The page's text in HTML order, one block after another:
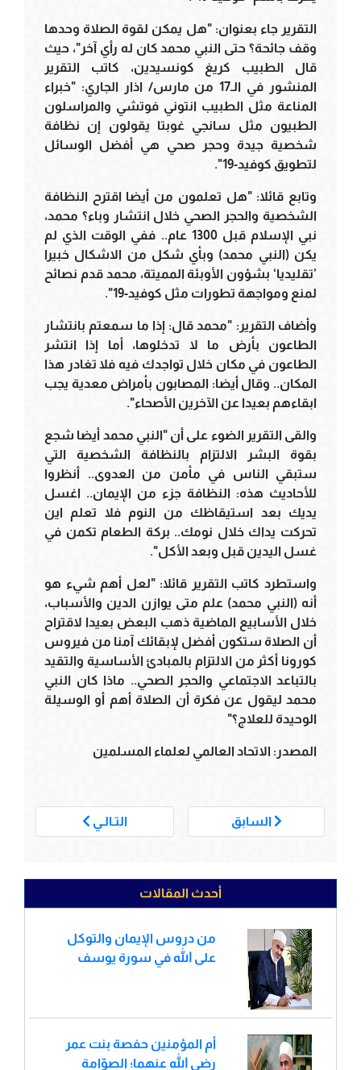
التقرير جاء بعنوان: "هل يمكن لقوة الصلاة وحدها
وقف جائحة؟ حتى النبي محمد كان له رأي آخر"، حيث
قال الطبيب كريغ كونسيدين، كاتب التقرير
المنشور في الـ17 من مارس/ اذار الجاري: "خبراء
المناعة مثل الطبيب انتوني فوتشي والمراسلون
الطبيون مثل سانجي غوبتا يقولون إن نظافة
شخصية جيدة وحجر صحي هي أفضل الوسائل
لتطويق كوفيد-19".
وتابع قائلا: "هل تعلمون من أيضا اقترح النظافة
الشخصية والحجر الصحي خلال انتشار وباء؟ محمد،
نبي الإسلام قبل 1300 عام.. ففي الوقت الذي لم
يكن (النبي محمد) وبأي شكل من الاشكال خبيرا
’تقليديا‘ بشؤون الأوبئة المميتة، محمد قدم نصائح
لمنع ومواجهة تطورات مثل كوفيد-19".
وأضاف التقرير: "محمد قال: إذا ما سمعتم بانتشار
الطاعون بأرض ما لا تدخلوها، أما إذا انتشر
الطاعون في مكان خلال تواجدك فيه فلا تغادر هذا
المكان.. وقال أيضا: المصابون بأمراض معدية يجب
ابقاءهم بعيدا عن الآخرين الأصحاء".
والقى التقرير الضوء على أن "النبي محمد أيضا شجع
بقوة البشر الالتزام بالنظافة الشخصية التي
ستبقي الناس في مأمن من العدوى.. أنظروا
للأحاديث هذه: النظافة جزء من الإيمان.. اغسل
يديك بعد استيقاظك من النوم فلا تعلم اين
تحركت يداك خلال نومك.. بركة الطعام تكمن في
غسل اليدين قبل وبعد الأكل".
واستطرد كاتب التقرير قائلا: "لعل أهم شيء هو
أنه (النبي محمد) علم متى يوازن الدين والأسباب،
خلال الأسابيع الماضية ذهب البعض بعيدا لاقتراح
أن الصلاة ستكون أفضل لإبقائك آمنا من فيروس
كورونا أكثر من الالتزام بالمبادئ الأساسية والتقيد
بالتباعد الاجتماعي والحجر الصحي.. ماذا كان النبي
محمد ليقول عن فكرة أن الصلاة أهم أو الوسيلة
الوحيدة للعلاج؟"
المصدر: الاتحاد العالمي لعلماء المسلمين
السابق التـالـي
أحدث المقالات
من دروس الإيمان والتوكل
على الله في سورة يوسف
أم المؤمنين حفصة بنت عمر
رضي الله عنهما؛ الصوّامة